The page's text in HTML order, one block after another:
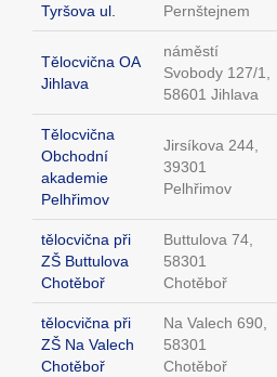
Tyršova ul.
Pernštejnem
Tělocvična OA
Jihlava
náměstí
Svobody 127/1,
58601 Jihlava
Tělocvična
Obchodní
akademie
Pelhřimov
Jirsíkova 244,
39301
Pelhřimov
tělocvična při
ZŠ Buttulova
Chotěboř
Buttulova 74,
58301
Chotěboř
tělocvična při
ZŠ Na Valech
Chotěboř
Na Valech 690,
58301
Chotěboř